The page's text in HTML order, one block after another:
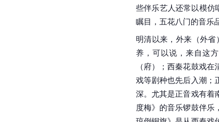
些伴乐艺人还常以模仿
瞩目，五花八门的音乐
明清以来，外来（外
养，可以说，来自这
（府）；西秦花鼓戏在
戏等剧种也先后入潮；
深。尤其是正音戏有着
度梅》的音乐锣鼓伴乐